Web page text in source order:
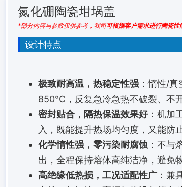
氮化硼陶瓷坩埚盖
*部分内容与参数仅供参考，我司可根据客户需求进行陶瓷
设计特点
极致耐高温，热稳定性强 ：惰性/
850℃，反复急冷急热不破裂、不
密封贴合，隔热保温效果好：机加
入，既能提升热场均匀度，又能防
化学惰性强，零污染耐腐蚀 ：不与
出，全程保持熔体高纯洁净，避免
高绝缘低热损，工况适配性广 ：兼